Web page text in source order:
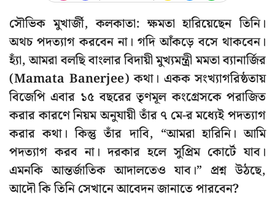
সৌভিক মুখার্জী, কলকাতা: ক্ষমতা হারিয়েছেন তিনি।
অথচ পদত্যাগ করবেন না। গদি আঁকড়ে বসে থাকবেন।
হ্যাঁ, আমরা বলছি বাংলার বিদায়ী মুখ্যমন্ত্রী মমতা ব্যানার্জির
(Mamata Banerjee) কথা। একক সংখ্যাগরিষ্ঠতায়
বিজেপি এবার ১৫ বছরের তৃণমূল কংগ্রেসকে পরাজিত
করার কারণে নিয়ম অনুযায়ী তাঁর ৭ মে-র মধ্যেই পদত্যাগ
করার কথা। কিন্তু তাঁর দাবি, “আমরা হারিনি। আমি
পদত্যাগ করব না। দরকার হলে সুপ্রিম কোর্টে যাব।
এমনকি আন্তর্জাতিক আদালতেও যাব।” প্রশ্ন উঠছে,
আদৌ কি তিনি সেখানে আবেদন জানাতে পারবেন?